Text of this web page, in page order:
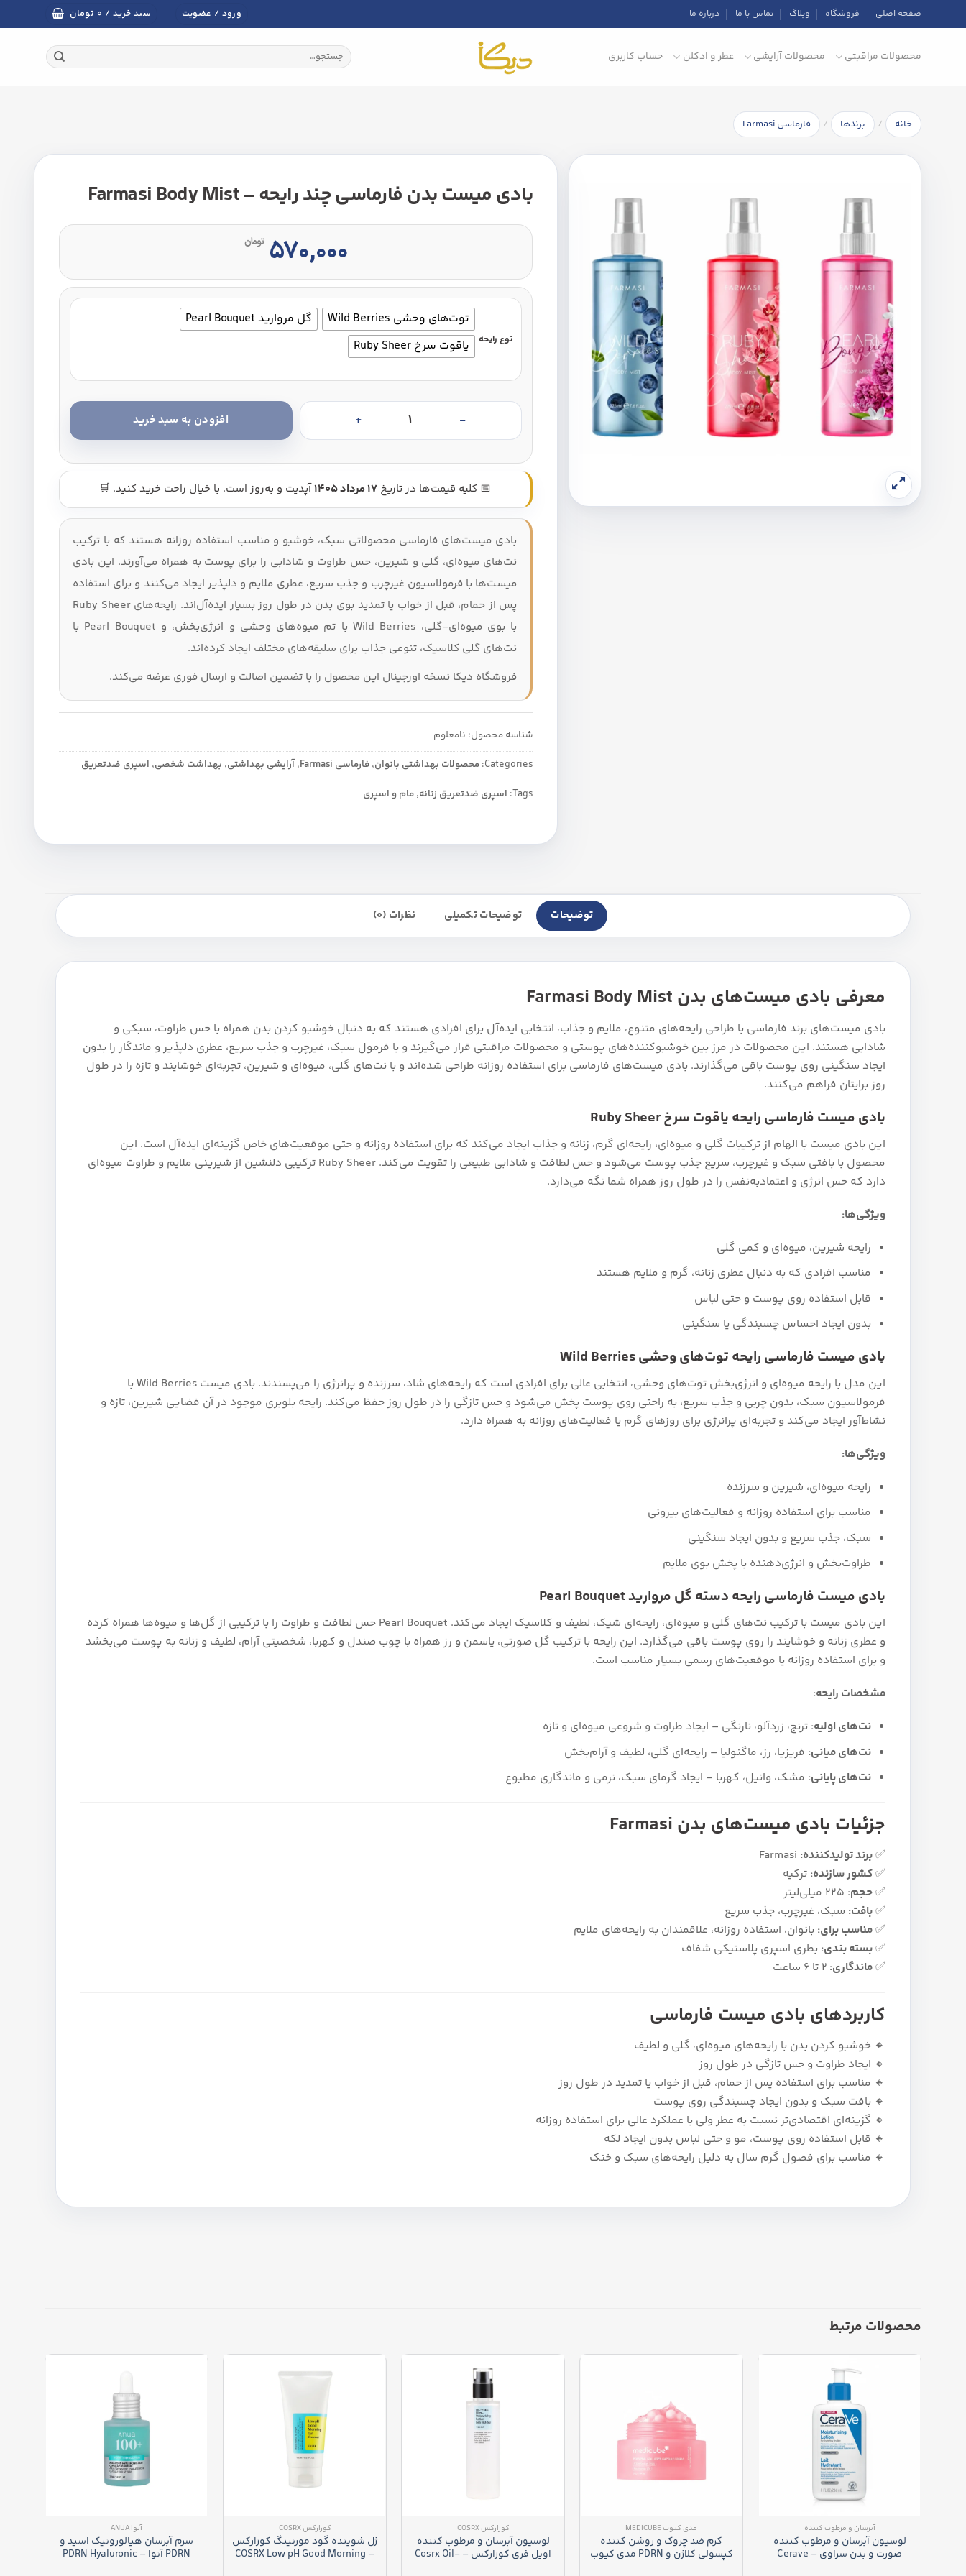
to
صفحه اصلی فروشگاه وبلاگ تماس با ما درباره ما ورود / عضویت سبد خرید / ۰ تومان
محصولات مراقبتی محصولات آرایشی عطر و ادکلن حساب کاربری
جستجو
برای:
خانه / برندها / فارماسی Farmasi
بادی میست بدن فارماسی چند رایحه – Farmasi Body Mist
۵۷۰,۰۰۰ تومان
بادی میست‌های فارماسی محصولاتی سبک، خوشبو و مناسب استفاده روزانه هستند که با ترکیب
نت‌های میوه‌ای، گلی و شیرین، حس طراوت و شادابی را برای پوست به همراه می‌آورند. این بادی
میست‌ها با فرمولاسیون غیرچرب و جذب سریع، عطری ملایم و دلپذیر ایجاد می‌کنند و برای استفاده
پس از حمام، قبل از خواب یا تمدید بوی بدن در طول روز بسیار ایده‌آل‌اند. رایحه‌های Ruby Sheer
با بوی میوه‌ای‑گلی، Wild Berries با تم میوه‌های وحشی و انرژی‌بخش، و Pearl Bouquet با
نت‌های گلی کلاسیک، تنوعی جذاب برای سلیقه‌های مختلف ایجاد کرده‌اند.
فروشگاه دیکا نسخه اورجینال این محصول را با تضمین اصالت و ارسال فوری عرضه می‌کند.
📅 کلیه قیمت‌ها در تاریخ17 مرداد 1405 آپدیت و به‌روز است. با خیال راحت خرید کنید. 🛒
نوع رایحه
توت‌های وحشی Wild Berries
گل مروارید Pearl Bouquet
یاقوت سرخ Ruby Sheer
بادی میست بدن فارماسی چند رایحه - Farmasi Body Mist عدد افزودن به سبد خرید
شناسه محصول: نامعلوم
Categories: محصولات بهداشتی بانوان, فارماسی Farmasi , آرایشی بهداشتی, بهداشت شخصی, اسپری ضدتعریق
Tags: اسپری ضدتعریق زنانه, مام و اسپری
توضیحات توضیحات تکمیلی نظرات (0)
معرفی بادی میست‌های بدن Farmasi Body Mist
بادی میست‌های برند فارماسی با طراحی رایحه‌های متنوع، ملایم و جذاب، انتخابی ایده‌آل برای افرادی هستند که به دنبال خوشبو کردن بدن همراه با حس طراوت، سبکی و
شادابی هستند. این محصولات در مرز بین خوشبوکننده‌های پوستی و محصولات مراقبتی قرار می‌گیرند و با فرمول سبک، غیرچرب و جذب سریع، عطری دلپذیر و ماندگار را بدون
ایجاد سنگینی روی پوست باقی می‌گذارند. بادی میست‌های فارماسی برای استفاده روزانه طراحی شده‌اند و با نت‌های گلی، میوه‌ای و شیرین، تجربه‌ای خوشایند و تازه را در طول
روز برایتان فراهم می‌کنند.
بادی میست فارماسی رایحه یاقوت سرخ Ruby Sheer
این بادی میست با الهام از ترکیبات گلی و میوه‌ای، رایحه‌ای گرم، زنانه و جذاب ایجاد می‌کند که برای استفاده روزانه و حتی موقعیت‌های خاص گزینه‌ای ایده‌آل است. این
محصول با بافتی سبک و غیرچرب، سریع جذب پوست می‌شود و حس لطافت و شادابی طبیعی را تقویت می‌کند. Ruby Sheer ترکیبی دلنشین از شیرینی ملایم و طراوت میوه‌ای
دارد که حس انرژی و اعتمادبه‌نفس را در طول روز همراه شما نگه می‌دارد.
ویژگی‌ها:
رایحه شیرین، میوه‌ای و کمی گلی
مناسب افرادی که به دنبال عطری زنانه، گرم و ملایم هستند
قابل استفاده روی پوست و حتی لباس
بدون ایجاد احساس چسبندگی یا سنگینی
بادی میست فارماسی رایحه توت‌های وحشی Wild Berries
این مدل با رایحه میوه‌ای و انرژی‌بخش توت‌های وحشی، انتخابی عالی برای افرادی است که رایحه‌های شاد، سرزنده و پرانرژی را می‌پسندند. بادی میست Wild Berries با
فرمولاسیون سبک، بدون چربی و جذب سریع، به راحتی روی پوست پخش می‌شود و حس تازگی را در طول روز حفظ می‌کند. رایحه بلوبری موجود در آن فضایی شیرین، تازه و
نشاط‌آور ایجاد می‌کند و تجربه‌ای پرانرژی برای روزهای گرم یا فعالیت‌های روزانه به همراه دارد.
ویژگی‌ها:
رایحه میوه‌ای، شیرین و سرزنده
مناسب برای استفاده روزانه و فعالیت‌های بیرونی
سبک، جذب سریع و بدون ایجاد سنگینی
طراوت‌بخش و انرژی‌دهنده با پخش بوی ملایم
بادی میست فارماسی رایحه دسته گل مروارید Pearl Bouquet
این بادی میست با ترکیب نت‌های گلی و میوه‌ای، رایحه‌ای شیک، لطیف و کلاسیک ایجاد می‌کند. Pearl Bouquet حس لطافت و طراوت را با ترکیبی از گل‌ها و میوه‌ها همراه کرده
و عطری زنانه و خوشایند را روی پوست باقی می‌گذارد. این رایحه با ترکیب گل صورتی، یاسمن و رز همراه با چوب صندل و کهربا، شخصیتی آرام، لطیف و زنانه به پوست می‌بخشد
و برای استفاده روزانه یا موقعیت‌های رسمی بسیار مناسب است.
مشخصات رایحه:
نت‌های اولیه: ترنج، زردآلو، نارنگی – ایجاد طراوت و شروعی میوه‌ای و تازه
نت‌های میانی: فریزیا، رز، ماگنولیا – رایحه‌ای گلی، لطیف و آرام‌بخش
نت‌های پایانی: مشک، وانیل، کهربا – ایجاد گرمای سبک، نرمی و ماندگاری مطبوع
جزئیات بادی میست‌های بدن Farmasi
✅برند تولیدکننده:
✅کشور سازنده: ترکیه
✅حجم:
✅بافت: سبک، غیرچرب، جذب سریع
✅مناسب برای: بانوان، استفاده روزانه، علاقمندان به رایحه‌های ملایم
✅بسته‌ بندی: بطری اسپری پلاستیکی شفاف
✅ماندگاری: 2 تا 6 ساعت
کاربردهای بادی میست فارماسی
🔸 خوشبو کردن بدن با رایحه‌های میوه‌ای، گلی و لطیف
🔸 ایجاد طراوت و حس تازگی در طول روز
🔸 مناسب برای استفاده پس از حمام، قبل از خواب یا تمدید در طول روز
🔸 بافت سبک و بدون ایجاد چسبندگی روی پوست
🔸 گزینه‌ای اقتصادی‌تر نسبت به عطر ولی با عملکرد عالی برای استفاده روزانه
🔸 قابل استفاده روی پوست، مو و حتی لباس بدون ایجاد لکه
🔸 مناسب برای فصول گرم سال به دلیل رایحه‌های سبک و خنک
محصولات مرتبط
آبرسان و مرطوب کننده
لوسیون آبرسان و مرطوب کننده
صورت و بدن سراوی – Cerave
مدی کیوب MEDICUBE
کرم ضد چروک و روشن کننده
کپسولی کلاژن و PDRN مدی کیوب
کوزارکس COSRX
لوسیون آبرسان و مرطوب کننده
اویل فری کوزارکس – Cosrx Oil-
کوزارکس COSRX
ژل شوینده گود مورنینگ کوزارکس
– COSRX Low pH Good Morning
آنوا ANUA
سرم آبرسان هیالورونیک اسید و
PDRN آنوا – PDRN Hyaluronic